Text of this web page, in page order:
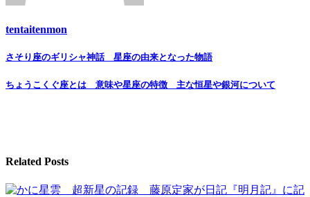
tentaitenmon
Post
navigation
さそり座のギリシャ神話 星座の由来となった物語
ちょうこくぐ座とは 意味や星座の特徴 主な恒星や銀河について
Related Posts